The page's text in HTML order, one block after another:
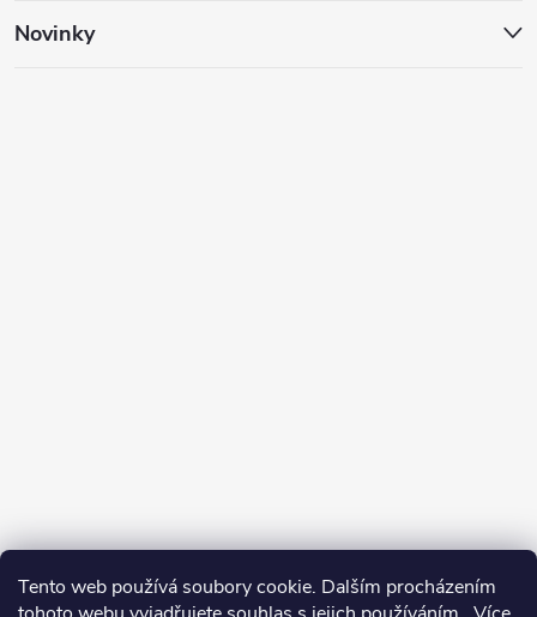
Tento web používá soubory cookie. Dalším procházením
Novinky